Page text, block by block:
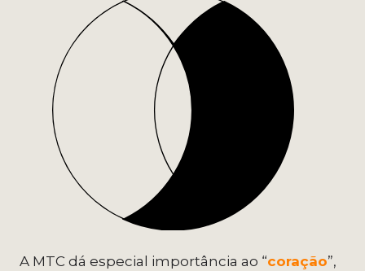
A MTC dá especial importância ao “coração”,